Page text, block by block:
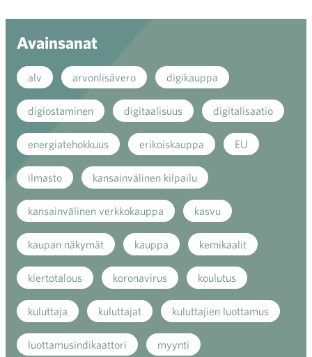
Avainsanat
alv arvonlisävero digikauppa
digiostaminen digitaalisuus digitalisaatio
energiatehokkuus erikoiskauppa EU
ilmasto kansainvälinen kilpailu
kansainvälinen verkkokauppa kasvu
kaupan näkymät kauppa kemikaalit
kiertotalous koronavirus koulutus
kuluttaja kuluttajat kuluttajien luottamus
luottamusindikaattori myynti